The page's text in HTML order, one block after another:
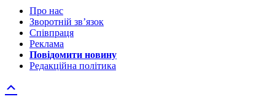
Про нас
Зворотній зв’язок
Співпраця
Реклама
Повідомити новину
Редакційна політика